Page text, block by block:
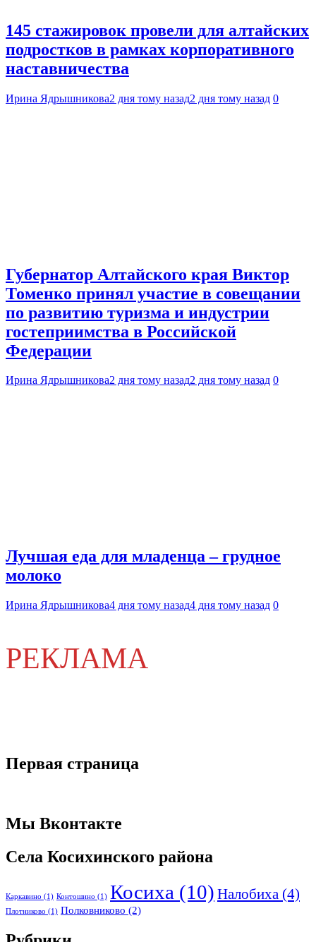
145 стажировок провели для алтайских
подростков в рамках корпоративного
наставничества
Ирина Ядрышникова2 дня тому назад2 дня тому назад 0
Губернатор Алтайского края Виктор
Томенко принял участие в совещании
по развитию туризма и индустрии
гостеприимства в Российской
Федерации
Ирина Ядрышникова2 дня тому назад2 дня тому назад 0
Лучшая еда для младенца – грудное
молоко
Ирина Ядрышникова4 дня тому назад4 дня тому назад 0
РЕКЛАМА
Первая страница
Мы Вконтакте
Села Косихинского района
Каркавино (1) Контошино (1) Косиха (10) Налобиха (4)
Плотниково (1) Полковниково (2)